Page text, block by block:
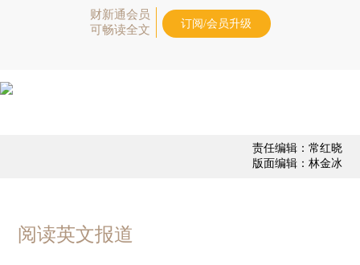
财新通会员
可畅读全文
订阅/会员升级
责任编辑：常红晓
版面编辑：林金冰
阅读英文报道